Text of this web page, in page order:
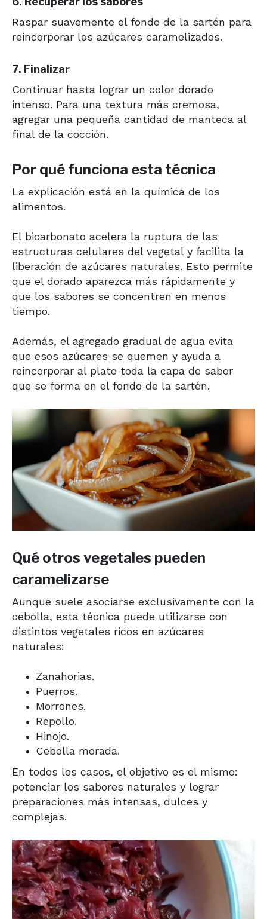
Raspar suavemente el fondo de la sartén para
reincorporar los azúcares caramelizados.
7. Finalizar
Continuar hasta lograr un color dorado
intenso. Para una textura más cremosa,
agregar una pequeña cantidad de manteca al
final de la cocción.
Por qué funciona esta técnica
La explicación está en la química de los
alimentos.
El bicarbonato acelera la ruptura de las
estructuras celulares del vegetal y facilita la
liberación de azúcares naturales. Esto permite
que el dorado aparezca más rápidamente y
que los sabores se concentren en menos
tiempo.
Además, el agregado gradual de agua evita
que esos azúcares se quemen y ayuda a
reincorporar al plato toda la capa de sabor
que se forma en el fondo de la sartén.
Qué otros vegetales pueden
caramelizarse
Aunque suele asociarse exclusivamente con la
cebolla, esta técnica puede utilizarse con
distintos vegetales ricos en azúcares
naturales:
Zanahorias.
Puerros.
Morrones.
Repollo.
Hinojo.
Cebolla morada.
En todos los casos, el objetivo es el mismo:
potenciar los sabores naturales y lograr
preparaciones más intensas, dulces y
complejas.